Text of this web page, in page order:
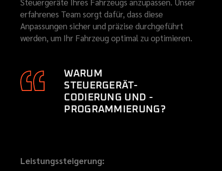
erfahrenes Team sorgt dafür, dass diese
Anpassungen sicher und präzise durchgeführt
werden, um Ihr Fahrzeug optimal zu optimieren.
WARUM
STEUERGERÄT-
CODIERUNG UND -
PROGRAMMIERUNG?
Leistungssteigerung: